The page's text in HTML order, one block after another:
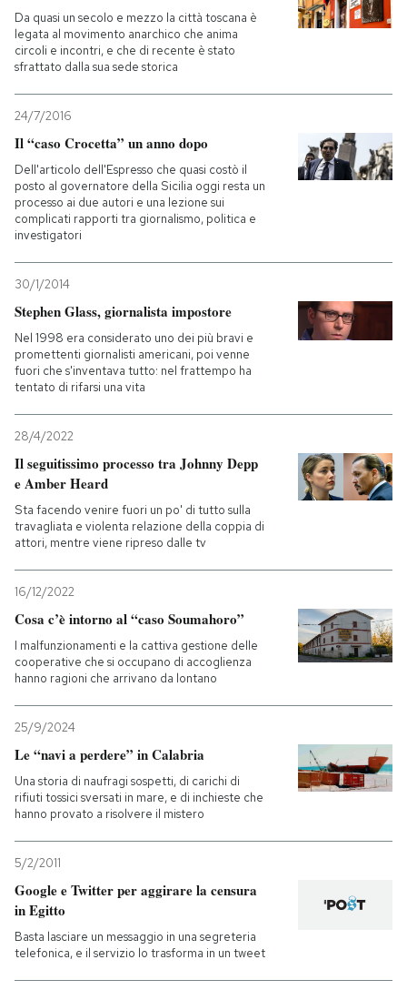
Da quasi un secolo e mezzo la città toscana è
legata al movimento anarchico che anima
circoli e incontri, e che di recente è stato
sfrattato dalla sua sede storica
24/7/2016
Il “caso Crocetta” un anno dopo
Dell'articolo dell'Espresso che quasi costò il
posto al governatore della Sicilia oggi resta un
processo ai due autori e una lezione sui
complicati rapporti tra giornalismo, politica e
investigatori
30/1/2014
Stephen Glass, giornalista impostore
Nel 1998 era considerato uno dei più bravi e
promettenti giornalisti americani, poi venne
fuori che s'inventava tutto: nel frattempo ha
tentato di rifarsi una vita
28/4/2022
Il seguitissimo processo tra Johnny Depp
e Amber Heard
Sta facendo venire fuori un po' di tutto sulla
travagliata e violenta relazione della coppia di
attori, mentre viene ripreso dalle tv
16/12/2022
Cosa c’è intorno al “caso Soumahoro”
I malfunzionamenti e la cattiva gestione delle
cooperative che si occupano di accoglienza
hanno ragioni che arrivano da lontano
25/9/2024
Le “navi a perdere” in Calabria
Una storia di naufragi sospetti, di carichi di
rifiuti tossici sversati in mare, e di inchieste che
hanno provato a risolvere il mistero
5/2/2011
Google e Twitter per aggirare la censura
in Egitto
Basta lasciare un messaggio in una segreteria
telefonica, e il servizio lo trasforma in un tweet